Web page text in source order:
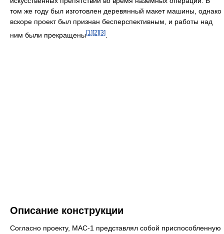
том же году был изготовлен деревянный макет машины, однако
вскоре проект был признан бесперспективным, и работы над
ним были прекращены[1][2][3]
Описание конструкции
Согласно проекту, МАС-1 представлял собой приспособленную